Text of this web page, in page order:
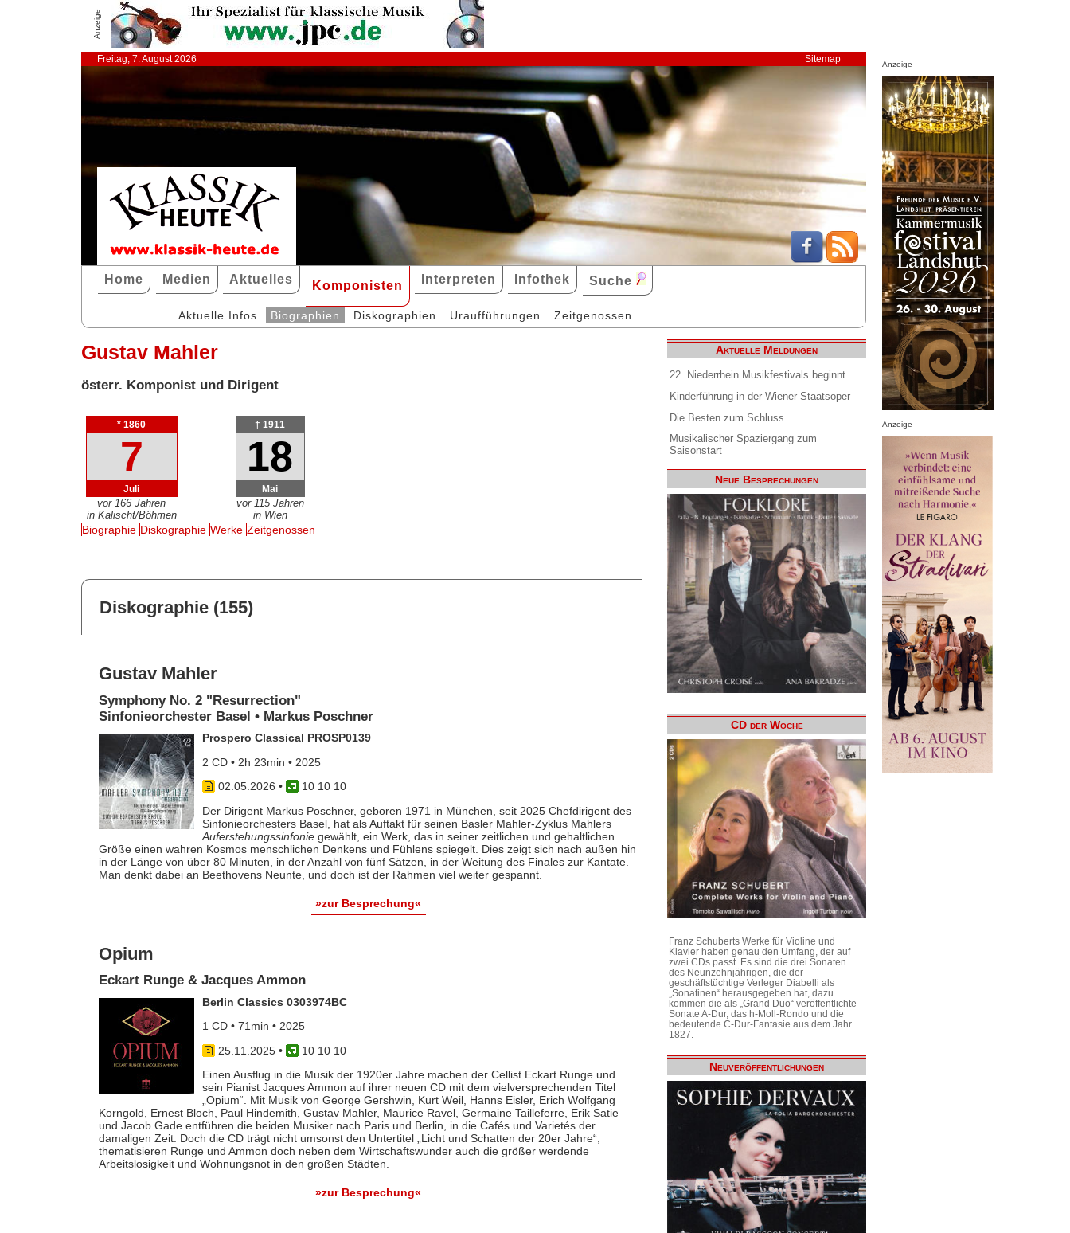
Anzeige
Freitag, 7. August 2026 Sitemap
Home Medien Aktuelles Komponisten Interpreten Infothek Suche
Aktuelle Infos Biographien Diskographien Uraufführungen Zeitgenossen
Gustav Mahler
österr. Komponist und Dirigent
* 1860
7
Juli
vor 166 Jahren
in Kalischt/Böhmen
† 1911
18
Mai
vor 115 Jahren
in Wien
Biographie Diskographie Werke Zeitgenossen
Diskographie (155)
Gustav Mahler
Symphony No. 2 "Resurrection"
Sinfonieorchester Basel • Markus Poschner
Prospero Classical PROSP0139
2 CD • 2h 23min • 2025
02.05.2026 •
10 10 10
Der Dirigent Markus Poschner, geboren 1971 in München, seit 2025 Chefdirigent des
Sinfonieorchesters Basel, hat als Auftakt für seinen Basler Mahler-Zyklus Mahlers
Auferstehungssinfoniegewählt, ein Werk, das in seiner zeitlichen und gehaltlichen
Größe einen wahren Kosmos menschlichen Denkens und Fühlens spiegelt. Dies zeigt sich nach außen hin
in der Länge von über 80 Minuten, in der Anzahl von fünf Sätzen, in der Weitung des Finales zur Kantate.
Man denkt dabei an Beethovens Neunte, und doch ist der Rahmen viel weiter gespannt.
»zur Besprechung«
Opium
Eckart Runge & Jacques Ammon
Berlin Classics 0303974BC
1 CD • 71min • 2025
25.11.2025•
10 10 10
Einen Ausflug in die Musik der 1920er Jahre machen der Cellist Eckart Runge und
sein Pianist Jacques Ammon auf ihrer neuen CD mit dem vielversprechenden Titel
„Opium“. Mit Musik von George Gershwin, Kurt Weil, Hanns Eisler, Erich Wolfgang
Korngold, Ernest Bloch, Paul Hindemith, Gustav Mahler, Maurice Ravel, Germaine Tailleferre, Erik Satie
und Jacob Gade entführen die beiden Musiker nach Paris und Berlin, in die Cafés und Varietés der
damaligen Zeit. Doch die CD trägt nicht umsonst den Untertitel „Licht und Schatten der 20er Jahre“,
thematisieren Runge und Ammon doch neben dem Wirtschaftswunder auch die größer werdende
Arbeitslosigkeit und Wohnungsnot in den großen Städten.
»zur Besprechung«
Aktuelle Meldungen
22. Niederrhein Musikfestivals beginnt
Kinderführung in der Wiener Staatsoper
Die Besten zum Schluss
Musikalischer Spaziergang zum
Saisonstart
Neue Besprechungen
CD der Woche
Franz Schuberts Werke für Violine und
Klavier haben genau den Umfang, der auf
zwei CDs passt. Es sind die drei Sonaten
des Neunzehnjährigen, die der
geschäftstüchtige Verleger Diabelli als
„Sonatinen“ herausgegeben hat, dazu
kommen die als „Grand Duo“ veröffentlichte
Sonate A-Dur, das h-Moll-Rondo und die
bedeutende C-Dur-Fantasie aus dem Jahr
1827.
Neuveröffentlichungen
Anzeige
Anzeige